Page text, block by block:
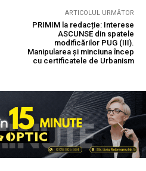
ARTICOLUL URMĂTOR
PRIMIM la redacție: Interese
ASCUNSE din spatele
modificărilor PUG (III).
Manipularea și minciuna încep
cu certificatele de Urbanism